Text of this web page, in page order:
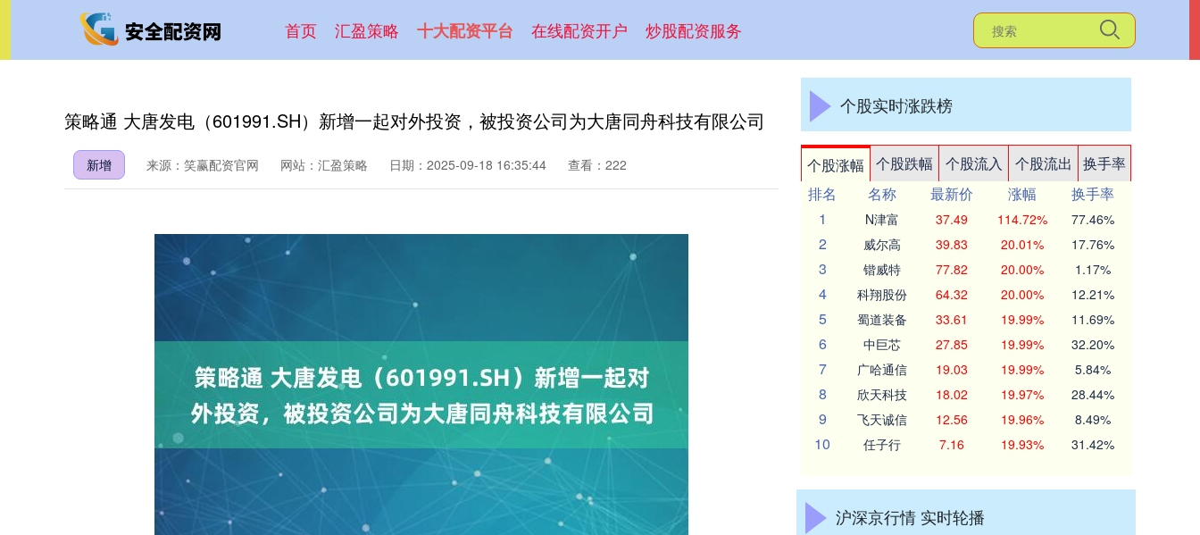
首页 汇盈策略 十大配资平台 在线配资开户 炒股配资服务
策略通 大唐发电（601991.SH）新增一起对外投资，被投资公司为大唐同舟科技有限公司
新增 来源：笑赢配资官网 网站：汇盈策略 日期：2025-09-18 16:35:44 查看：222
个股实时涨跌榜
个股涨幅 个股跌幅 个股流入 个股流出
换手率
排名
名称 最新价 涨幅
换手率
1
N津富 37.49 114.72% 77.46%
2 威尔高 39.83 20.01% 17.76%
3 锴威特 77.82 20.00% 1.17%
4 科翔股份 64.32 20.00% 12.21%
5 蜀道装备 33.61 19.99% 11.69%
6 中巨芯 27.85 19.99% 32.20%
7 广哈通信 19.03 19.99% 5.84%
8 欣天科技 18.02 19.97% 28.44%
9 飞天诚信 12.56 19.96% 8.49%
10 任子行 7.16 19.93% 31.42%
沪深京行情 实时轮播